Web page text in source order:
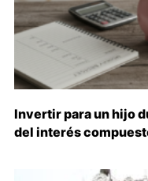
Invertir para un hijo
del interés